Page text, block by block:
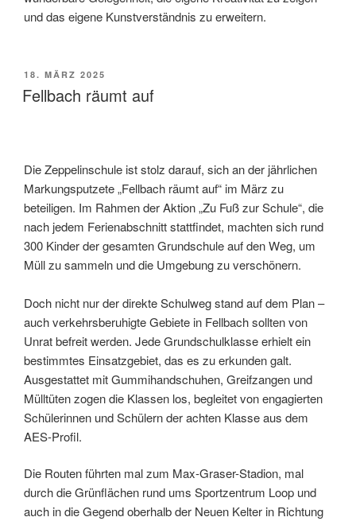
und das eigene Kunstverständnis zu erweitern.
VERÖFFENTLICHT
AM
18. MÄRZ 2025
Fellbach räumt auf
Die Zeppelinschule ist stolz darauf, sich an der jährlichen
Markungsputzete „Fellbach räumt auf“ im März zu
beteiligen. Im Rahmen der Aktion „Zu Fuß zur Schule“, die
nach jedem Ferienabschnitt stattfindet, machten sich rund
300 Kinder der gesamten Grundschule auf den Weg, um
Müll zu sammeln und die Umgebung zu verschönern.
Doch nicht nur der direkte Schulweg stand auf dem Plan –
auch verkehrsberuhigte Gebiete in Fellbach sollten von
Unrat befreit werden. Jede Grundschulklasse erhielt ein
bestimmtes Einsatzgebiet, das es zu erkunden galt.
Ausgestattet mit Gummihandschuhen, Greifzangen und
Mülltüten zogen die Klassen los, begleitet von engagierten
Schülerinnen und Schülern der achten Klasse aus dem
AES-Profil.
Die Routen führten mal zum Max-Graser-Stadion, mal
durch die Grünflächen rund ums Sportzentrum Loop und
auch in die Gegend oberhalb der Neuen Kelter in Richtung